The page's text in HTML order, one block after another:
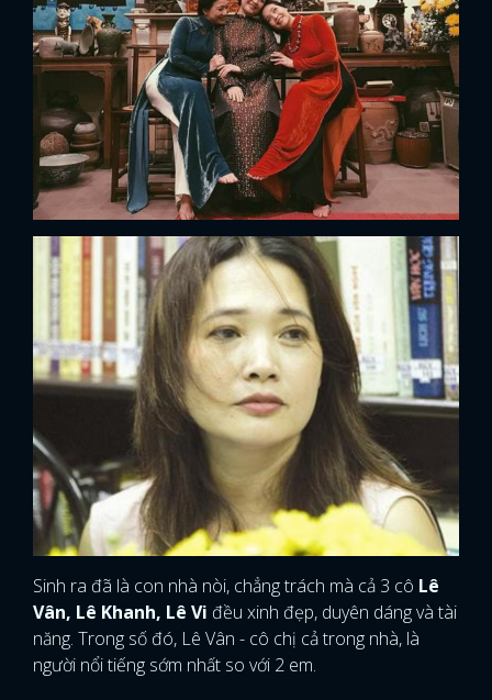
Sinh ra đã là con nhà nòi, chẳng trách mà cả 3 cô Lê
Vân, Lê Khanh, Lê Vi đều xinh đẹp, duyên dáng và tài
năng. Trong số đó, Lê Vân - cô chị cả trong nhà, là
người nổi tiếng sớm nhất so với 2 em.